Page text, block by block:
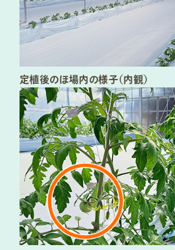
定植後のほ場内の様子（内観）​